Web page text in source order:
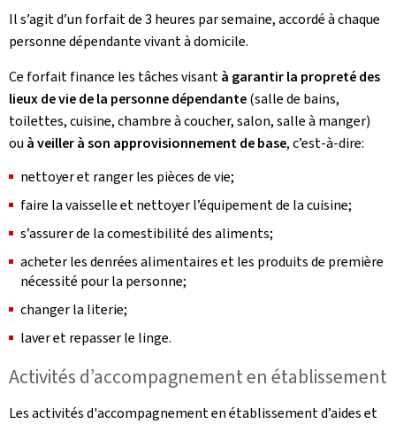
Il s’agit d’un forfait de 3 heures par semaine, accordé à chaque
personne dépendante vivant à domicile.
Ce forfait finance les tâches visantà garantir la propreté des
lieux de vie de la personne dépendante(salle de bains,
toilettes, cuisine, chambre à coucher, salon, salle à manger)
ou à veiller à son approvisionnement de base, c’est-à-dire:
nettoyer et ranger les pièces de vie;
faire la vaisselle et nettoyer l’équipement de la cuisine;
s’assurer de la comestibilité des aliments;
acheter les denrées alimentaires et les produits de première
nécessité pour la personne;
changer la literie;
laver et repasser le linge.
Activités d’accompagnement en établissement
Les activités d'accompagnement en établissement d’aides et